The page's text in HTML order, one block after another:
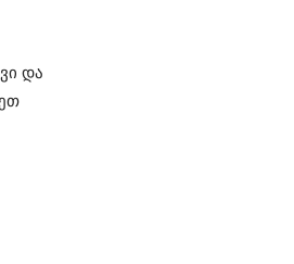
და